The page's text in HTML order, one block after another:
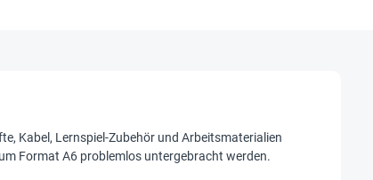
Kabel, Lernspiel-Zubehör und Arbeitsmaterialien
Format A6 problemlos untergebracht werden.